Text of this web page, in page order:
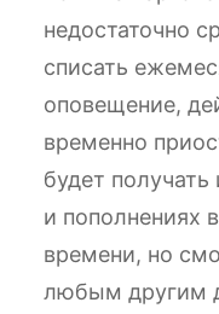
недостаточно
списать
оповещение,
временно
будет
и пополнениях
времени, но
любым другим